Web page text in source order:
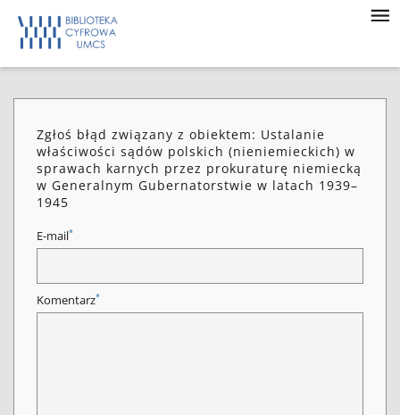
Zgłoś błąd związany z obiektem: Ustalanie
właściwości sądów polskich (nieniemieckich) w
sprawach karnych przez prokuraturę niemiecką
w Generalnym Gubernatorstwie w latach 1939–
1945
E-mail*
Komentarz*